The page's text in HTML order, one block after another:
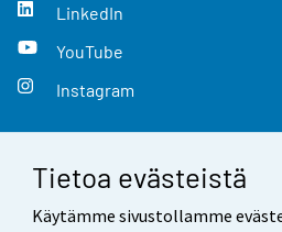
Tietoa evästeistä
Käytämme sivustollamme
LinkedIn
YouTube
Instagram
Yhteystiedot
Palaute